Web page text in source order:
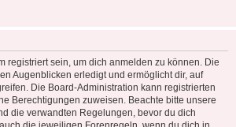
registriert sein, um dich anmelden zu können. Die
Augenblicken erledigt und ermöglicht dir, auf
Die Board-Administration kann registrierten
Berechtigungen zuweisen. Beachte bitte unsere
die verwandten Regelungen, bevor du dich